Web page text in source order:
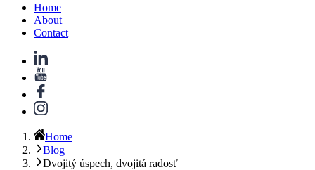
Home
About
Contact
Home
Blog
Dvojitý úspech, dvojitá radosť